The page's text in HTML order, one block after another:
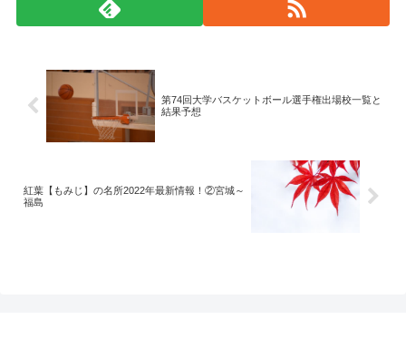
第74回大学バスケットボール選手権出場校一覧と
結果予想
紅葉【もみじ】の名所2022年最新情報！②宮城～
福島